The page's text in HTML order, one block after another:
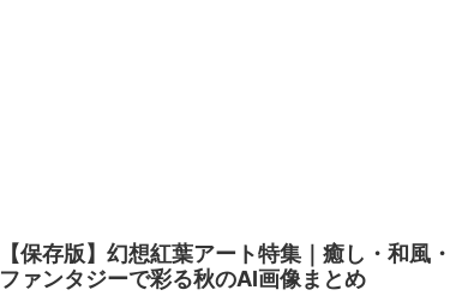
【保存版】幻想紅葉アート特集｜癒し・和風・
ファンタジーで彩る秋のAI画像まとめ